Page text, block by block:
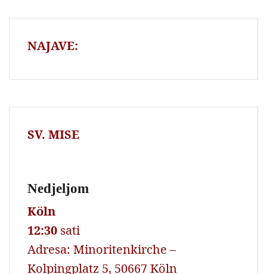
NAJAVE:
SV. MISE
Nedjeljom
Köln
12:30 sati
Adresa: Minoritenkirche –
Kolpingplatz 5, 50667 Köln